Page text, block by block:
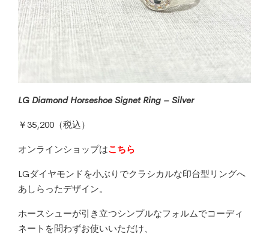
LG Diamond Horseshoe Signet Ring – Silver
￥35,200（税込）
オンラインショップはこちら
LGダイヤモンドを小ぶりでクラシカルな印台型リングへ
あしらったデザイン。
ホースシューが引き立つシンプルなフォルムでコーディ
ネートを問わずお使いいただけ、